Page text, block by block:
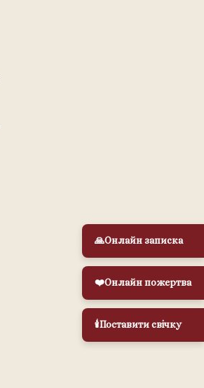
🙏Онлайн записка
❤️Онлайн пожертва
🕯️Поставити свічку